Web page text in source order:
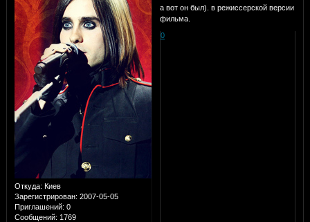
Откуда: Киев
Зарегистрирован: 2007-05-05
Приглашений: 0
Сообщений: 1769
а вот он был). в режиссерской версии
фильма.
0